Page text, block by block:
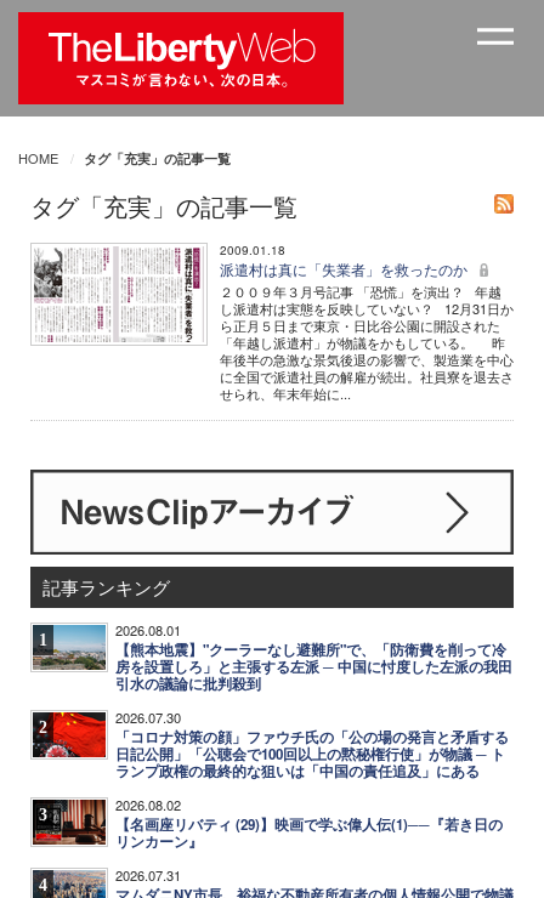
HOME タグ「充実」の記事一覧
タグ「充実」の記事一覧
2009.01.18
派遣村は真に「失業者」を救ったのか
２００９年３月号記事 「恐慌」を演出？ 年越
し派遣村は実態を反映していない？ 12月31日か
ら正月５日まで東京・日比谷公園に開設された
「年越し派遣村」が物議をかもしている。 昨
年後半の急激な景気後退の影響で、製造業を中心
に全国で派遣社員の解雇が続出。社員寮を退去さ
せられ、年末年始に...
記事ランキング
1 2026.08.01
【熊本地震】"クーラーなし避難所"で、「防衛費を削って冷
房を設置しろ」と主張する左派 ─ 中国に忖度した左派の我田
引水の議論に批判殺到
2 2026.07.30
「コロナ対策の顔」ファウチ氏の「公の場の発言と矛盾する
日記公開」「公聴会で100回以上の黙秘権行使」が物議 ─ ト
ランプ政権の最終的な狙いは「中国の責任追及」にある
3 2026.08.02
【名画座リバティ (29)】映画で学ぶ偉人伝(1)──『若き日の
リンカーン』
4 2026.07.31